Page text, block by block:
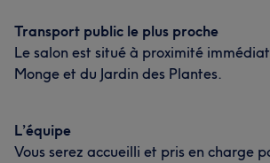
Transport public le plus proche
Le salon est situé à proximité
Monge et du Jardin des Plantes.
L’équipe
Vous serez accueilli et pris en charge